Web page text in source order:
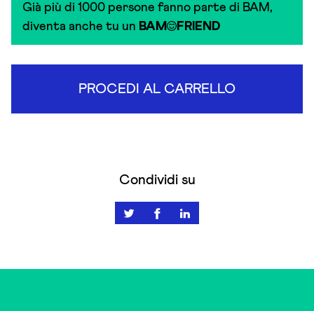
Già più di 1000 persone fanno parte di BAM,
diventa anche tu un BAM FRIEND
PROCEDI AL CARRELLO
Condividi su